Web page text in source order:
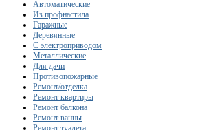
Автоматические
Из профнастила
Гаражные
Деревянные
С электроприводом
Металлические
Для дачи
Противопожарные
Ремонт/отделка
Ремонт квартиры
Ремонт балкона
Ремонт ванны
Ремонт туалета